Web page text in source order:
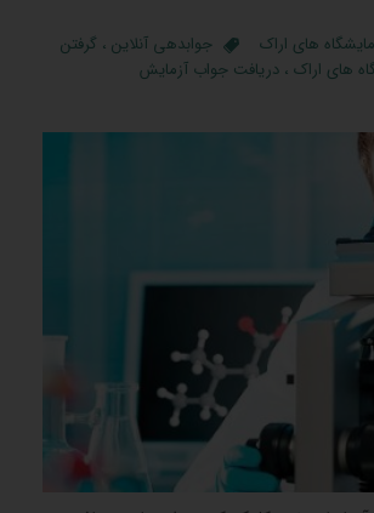
های اراک جوابدهی آنلاین ، گرفتن
های اراک ، دریافت جواب آزمایش